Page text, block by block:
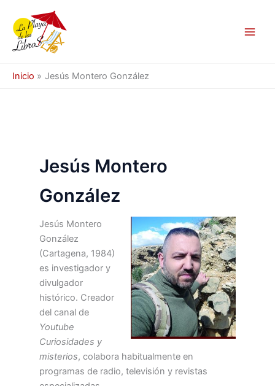
contenido
Inicio Jesús Montero González
Jesús Montero
González
Jesús Montero
González
(Cartagena, 1984)
es investigador y
divulgador
histórico. Creador
del canal de
Youtube
Curiosidades y
misterios, colabora habitualmente en
programas de radio, televisión y revistas